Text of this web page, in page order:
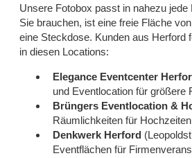
Unsere Fotobox passt in nahezu jede
Sie brauchen, ist eine freie Fläche
eine Steckdose. Kunden aus Herford
in diesen Locations:
Elegance Eventcenter
und Eventlocation für größere
Brüngers Eventlocation &
Räumlichkeiten für
Denkwerk Herford
Eventflächen für